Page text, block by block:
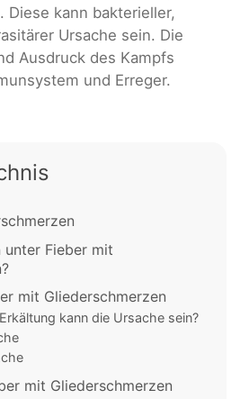
Diese kann bakterieller,
Ursache sein. Die
Ausdruck des Kampfs
und Erreger.
unter Fieber mit
mit Gliederschmerzen
kann die Ursache sein?
mit Gliederschmerzen